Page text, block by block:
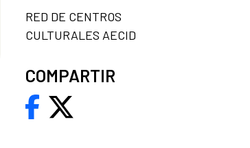
RED DE CENTROS
CULTURALES AECID
COMPARTIR